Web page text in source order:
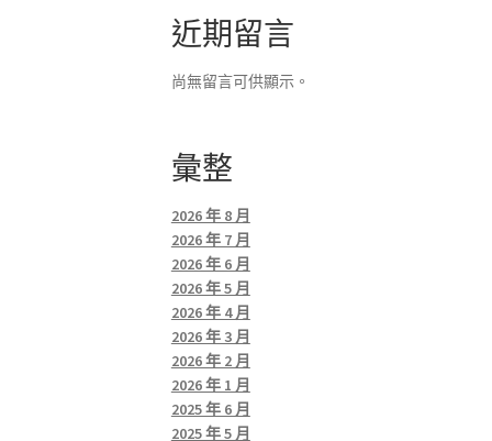
近期留言
尚無留言可供顯示。
彙整
2026 年 8 月
2026 年 7 月
2026 年 6 月
2026 年 5 月
2026 年 4 月
2026 年 3 月
2026 年 2 月
2026 年 1 月
2025 年 6 月
2025 年 5 月